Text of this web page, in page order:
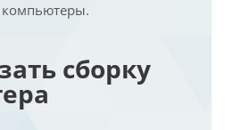
компьютеры.
сборку